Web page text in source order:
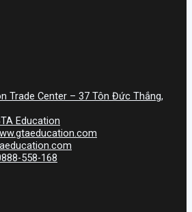
Trade Center – 37 Tôn Đức Thắng,
Education
558-168